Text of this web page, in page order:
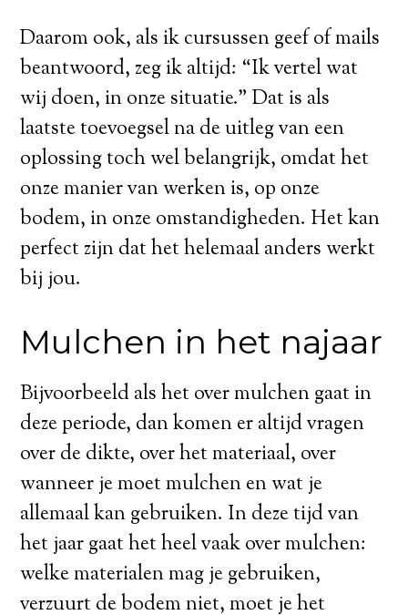
Daarom ook, als ik cursussen geef of mails
beantwoord, zeg ik altijd: “Ik vertel wat
wij doen, in onze situatie.” Dat is als
laatste toevoegsel na de uitleg van een
oplossing toch wel belangrijk, omdat het
onze manier van werken is, op onze
bodem, in onze omstandigheden. Het kan
perfect zijn dat het helemaal anders werkt
bij jou.
Mulchen in het najaar
Bijvoorbeeld als het over mulchen gaat in
deze periode, dan komen er altijd vragen
over de dikte, over het materiaal, over
wanneer je moet mulchen en wat je
allemaal kan gebruiken. In deze tijd van
het jaar gaat het heel vaak over mulchen:
welke materialen mag je gebruiken,
verzuurt de bodem niet, moet je het